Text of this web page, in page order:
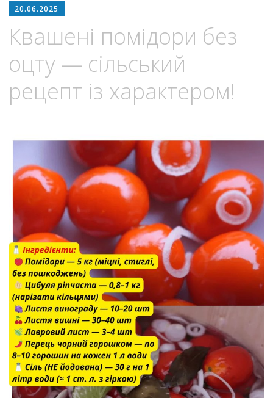
20.06.2025
Квашені помідори без
оцту — сільський
рецепт із характером!